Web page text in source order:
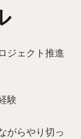
ジェクト推進
験
がらやり切っ